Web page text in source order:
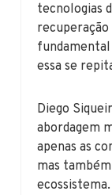
tecnologias
recuperação
essa se
Diego
abordagem
apenas as
mas